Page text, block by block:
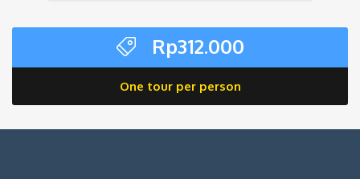
Rp312.000
One tour per person